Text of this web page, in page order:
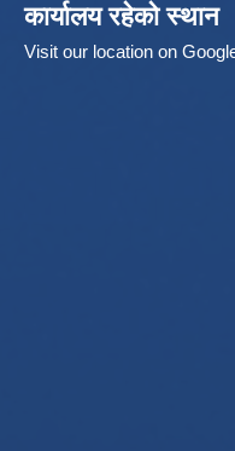
कार्यालय रहेको स्थान
Visit our location on